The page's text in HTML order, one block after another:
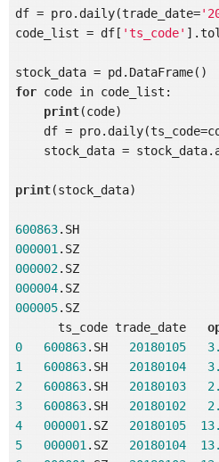
df = pro.daily(trade_date=
code_list = df[ 'ts_code'
for code in code_list:
print(code)
df =
stock_data =
print(stock_data)
600863
.SH
000001
.SZ
000002
.SZ
000004
.SZ
000005.SZ
ts_code trade_date
0
600863.SH 20180105
1
600863.SH 20180104
2
600863.SH 20180103
3
600863.SH 20180102
4
000001 .SZ 20180105
5
000001 .SZ 20180104